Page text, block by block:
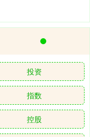
投资
指数
控股